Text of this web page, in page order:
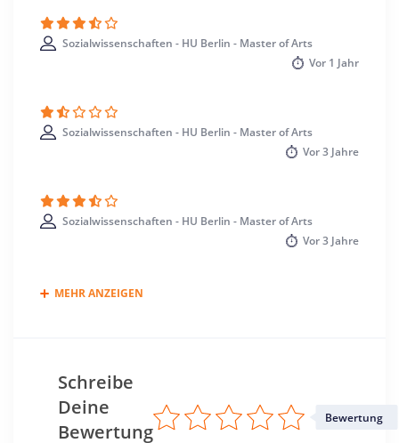
Sozialwissenschaften - HU Berlin - Master of Arts
Vor 1 Jahr
Sozialwissenschaften - HU Berlin - Master of Arts
Vor3 Jahre
Sozialwissenschaften - HU Berlin - Master of Arts
Vor3 Jahre
MEHR ANZEIGEN
Schreibe
Deine
Bewertung
Bewertung